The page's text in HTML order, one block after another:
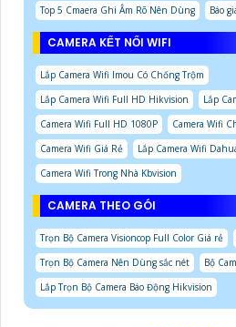
Top 5 Cmaera Ghi Âm Rõ Nên Dùng
Báo
CAMERA KẾT NỐI WIFI
Lắp Camera Wifi Imou Có Chống Trộm
Lắp Camera Wifi Full HD Hikvision
Lắp
Camera Wifi Full HD 1080P
Camera Wifi
Camera Wifi Giá Rẻ
Lắp Camera Wifi
Camera Wifi Trong Nhà Kbvision
CAMERA THEO GÓI
Trọn Bộ Camera Visioncop Full Color Giá rẻ
Trọn Bộ Camera Nên Dùng sắc nét
Bộ
Lắp Trọn Bộ Camera Báo Động Hikvision